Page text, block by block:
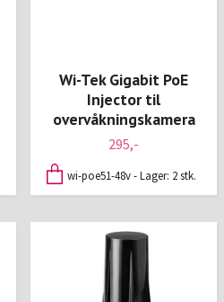
Wi-Tek Gigabit PoE
Injector til
overvåkningskamera
295,-
wi-poe51-48v - Lager: 2 stk.